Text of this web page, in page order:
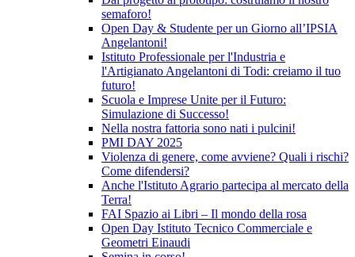
semaforo!
Open Day & Studente per un Giorno all’IPSIA
Angelantoni!
Istituto Professionale per l'Industria e
l'Artigianato Angelantoni di Todi: creiamo il tuo
futuro!
Scuola e Imprese Unite per il Futuro:
Simulazione di Successo!
Nella nostra fattoria sono nati i pulcini!
PMI DAY 2025
Violenza di genere, come avviene? Quali i rischi?
Come difendersi?
Anche l'Istituto Agrario partecipa al mercato della
Terra!
FAI Spazio ai Libri – Il mondo della rosa
Open Day Istituto Tecnico Commerciale e
Geometri Einaudi